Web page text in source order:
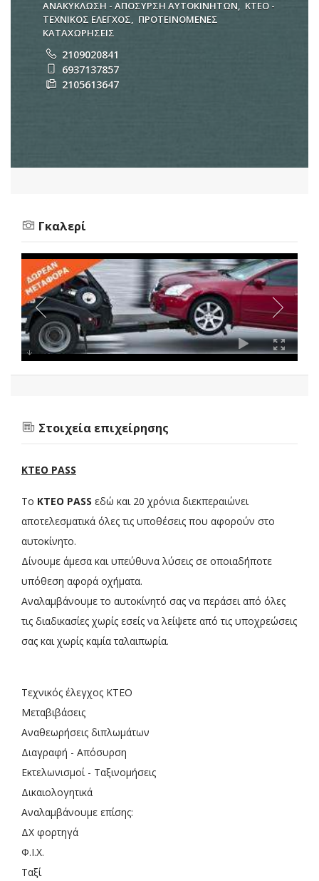
ΑΝΑΚΥΚΛΩΣΗ - ΑΠΟΣΥΡΣΗ ΑΥΤΟΚΙΝΗΤΩΝ, ΚΤΕΟ -
ΤΕΧΝΙΚΟΣ ΕΛΕΓΧΟΣ, ΠΡΟΤΕΙΝΟΜΕΝΕΣ
ΚΑΤΑΧΩΡΗΣΕΙΣ
2109020841
6937137857
2105613647
Γκαλερί
Στοιχεία επιχείρησης
ΚΤΕΟ PASS
Το ΚΤΕΟ PASS εδώ και 20 χρόνια διεκπεραιώνει
αποτελεσματικά όλες τις υποθέσεις που αφορούν στο
αυτοκίνητο.
Δίνουμε άμεσα και υπεύθυνα λύσεις σε οποιαδήποτε
υπόθεση αφορά οχήματα.
Αναλαμβάνουμε το αυτοκίνητό σας να περάσει από όλες
τις διαδικασίες χωρίς εσείς να λείψετε από τις υποχρεώσεις
σας και χωρίς καμία ταλαιπωρία.
Τεχνικός έλεγχος ΚΤΕΟ
Μεταβιβάσεις
Αναθεωρήσεις διπλωμάτων
Διαγραφή - Απόσυρση
Εκτελωνισμοί - Ταξινομήσεις
Δικαιολογητικά
Αναλαμβάνουμε επίσης:
ΔΧ φορτηγά
Φ.Ι.Χ.
Ταξί